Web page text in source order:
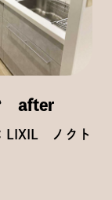
after
LIXIL ノクト